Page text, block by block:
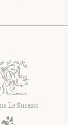
Le Sureau